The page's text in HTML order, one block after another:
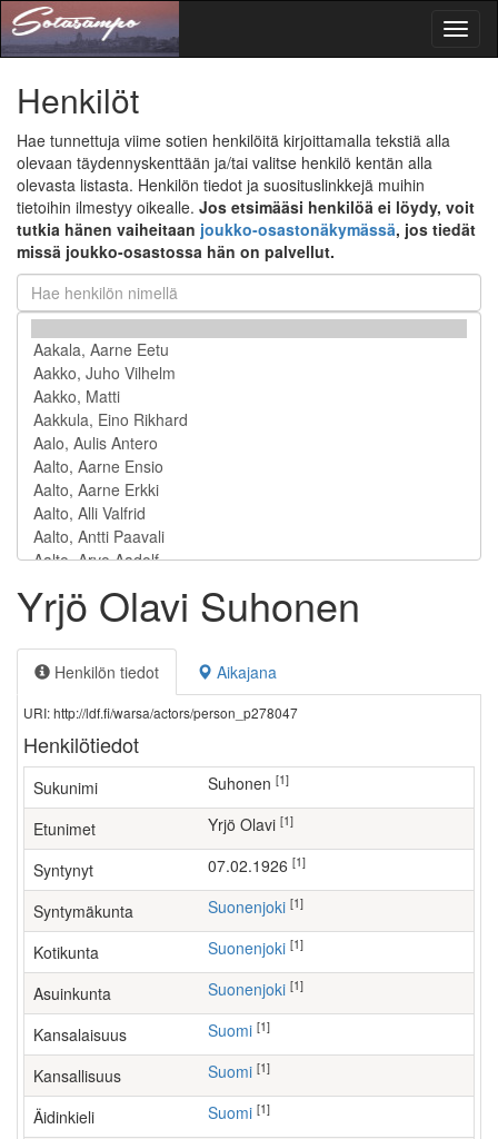
Henkilöt
Hae tunnettuja viime sotien henkilöitä kirjoittamalla tekstiä alla
olevaan täydennyskenttään ja/tai valitse henkilö kentän alla
olevasta listasta. Henkilön tiedot ja suosituslinkkejä muihin
tietoihin ilmestyy oikealle. Jos etsimääsi henkilöä ei löydy, voit
tutkia hänen vaiheitaan joukko-osastonäkymässä, jos tiedät
missä joukko-osastossa hän on palvellut.
Yrjö Olavi Suhonen
Henkilön tiedot Aikajana
URI: http://ldf.fi/warsa/actors/person_p278047
Henkilötiedot
Sukunimi Suhonen [1]
Etunimet Yrjö Olavi [1]
Syntynyt 07.02.1926 [1]
Syntymäkunta Suonenjoki [1]
Kotikunta Suonenjoki [1]
Asuinkunta Suonenjoki [1]
Kansalaisuus Suomi [1]
Kansallisuus Suomi [1]
Äidinkieli Suomi [1]